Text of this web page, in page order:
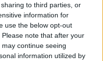
to third parties, or
information for
use the below opt-out
note that after your
continue seeing
information utilized by